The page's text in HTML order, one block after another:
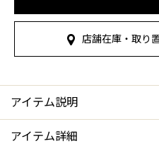
店舗在庫・取り
アイテム説明
アイテム詳細